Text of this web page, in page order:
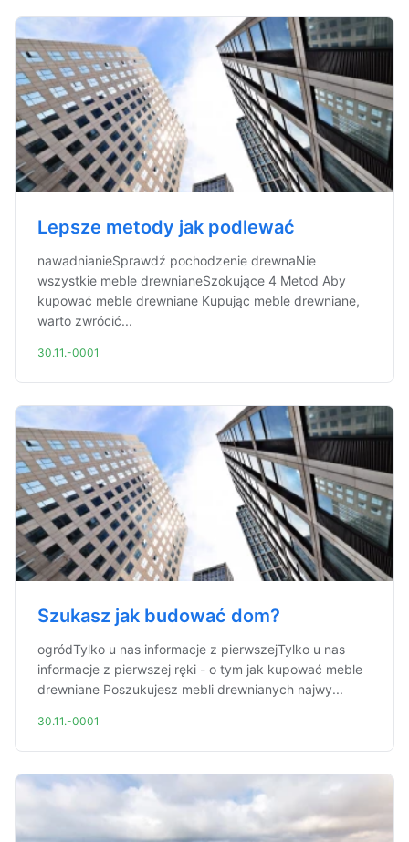
Lepsze metody jak podlewać
nawadnianieSprawdź pochodzenie drewnaNie
wszystkie meble drewnianeSzokujące 4 Metod Aby
kupować meble drewniane Kupując meble drewniane,
warto zwrócić...
30.11.-0001
Szukasz jak budować dom?
ogródTylko u nas informacje z pierwszejTylko u nas
informacje z pierwszej ręki - o tym jak kupować meble
drewniane Poszukujesz mebli drewnianych najwy...
30.11.-0001